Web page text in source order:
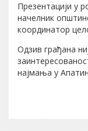
Презентацији у
начелник
координатор
Одзив грађана
најмања у